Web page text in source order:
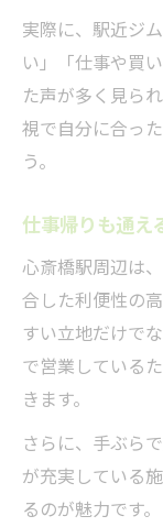
実際に、駅近ジ
い」「仕事や買
た声が多く見ら
視で自分に合っ
う。
仕事帰りも通え
心斎橋駅周辺は
合した利便性の
すい立地だけで
で営業している
きます。
さらに、手ぶら
が充実している
るのが魅力です